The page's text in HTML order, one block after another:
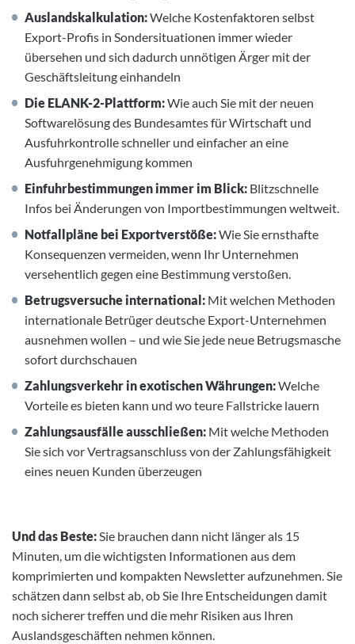
Auslandskalkulation:Welche Kostenfaktoren selbst
Export-Profis in Sondersituationen immer wieder
übersehen und sich dadurch unnötigen Ärger mit der
Geschäftsleitung einhandeln
Die ELANK-2-Plattform:Wie auch Sie mit der neuen
Softwarelösung des Bundesamtes für Wirtschaft und
Ausfuhrkontrolle schneller und einfacher an eine
Ausfuhrgenehmigung kommen
Einfuhrbestimmungen immer im Blick: Blitzschnelle
Infos bei Änderungen von Importbestimmungen weltweit.
Notfallpläne bei Exportverstöße:Wie Sie ernsthafte
Konsequenzen vermeiden, wenn Ihr Unternehmen
versehentlich gegen eine Bestimmung verstoßen.
Betrugsversuche international: Mit welchen Methoden
internationale Betrüger deutsche Export-Unternehmen
ausnehmen wollen – und wie Sie jede neue Betrugsmasche
sofort durchschauen
Zahlungsverkehr in exotischen Währungen:Welche
Vorteile es bieten kann und wo teure Fallstricke lauern
Zahlungsausfälle ausschließen: Mit welche Methoden
Sie sich vor Vertragsanschluss von der Zahlungsfähigkeit
eines neuen Kunden überzeugen
Und das Beste:Sie brauchen dann nicht länger als 15
Minuten, um die wichtigsten Informationen aus dem
komprimierten und kompakten Newsletter aufzunehmen. Sie
schätzen dann selbst ab, ob Sie Ihre Entscheidungen damit
noch sicherer treffen und die mehr Risiken aus Ihren
Auslandsgeschäften nehmen können.